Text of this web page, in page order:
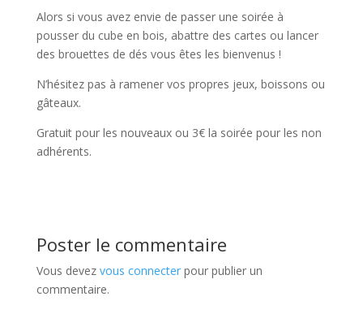
Alors si vous avez envie de passer une soirée à
pousser du cube en bois, abattre des cartes ou lancer
des brouettes de dés vous êtes les bienvenus !
N’hésitez pas à ramener vos propres jeux, boissons ou
gâteaux.
Gratuit pour les nouveaux ou 3€ la soirée pour les non
adhérents.
Poster le commentaire
Vous devez vous connecterpour publier un
commentaire.